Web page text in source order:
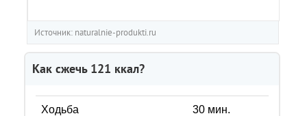
Источник: naturalnie-produkti.ru
Как сжечь 121 ккал?
Ходьба 30мин.